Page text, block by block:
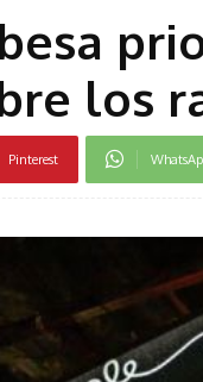
los
Pinterest